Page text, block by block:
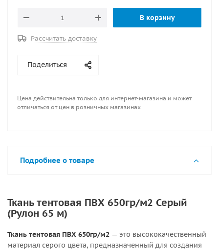
В корзину
Рассчитать доставку
Поделиться
Цена действительна только для интернет-магазина и может
отличаться от цен в розничных магазинах
Подробнее о товаре
Ткань тентовая ПВХ 650гр/м2 Серый
(Рулон 65 м)
Ткань тентовая ПВХ 650гр/м2 — это высококачественный
материал серого цвета, предназначенный для создания